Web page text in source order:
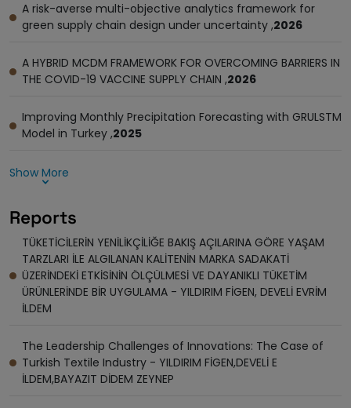
A risk-averse multi-objective analytics framework for
green supply chain design under uncertainty ,2026
A HYBRID MCDM FRAMEWORK FOR OVERCOMING BARRIERS IN
THE COVID-19 VACCINE SUPPLY CHAIN ,2026
Improving Monthly Precipitation Forecasting with GRULSTM
Model in Turkey ,2025
Show More
Reports
TÜKETİCİLERİN YENİLİKÇİLİĞE BAKIŞ AÇILARINA GÖRE YAŞAM
TARZLARI İLE ALGILANAN KALİTENİN MARKA SADAKATİ
ÜZERİNDEKİ ETKİSİNİN ÖLÇÜLMESİ VE DAYANIKLI TÜKETİM
ÜRÜNLERİNDE BİR UYGULAMA - YILDIRIM FİGEN, DEVELİ EVRİM
İLDEM
The Leadership Challenges of Innovations: The Case of
Turkish Textile Industry - YILDIRIM FİGEN,DEVELİ E
İLDEM,BAYAZIT DİDEM ZEYNEP